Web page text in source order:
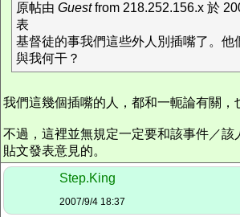
原帖由 Guestfrom 218.252.156.x 於
表
基督徒的事我們這些外人別插嘴了。他
與我何干？
我們這幾個插嘴的人，都和一軛論有關，
不過，這裡並無規定一定要和該事件／該
貼文發表意見的。
Step.King
2007/9/4 18:37